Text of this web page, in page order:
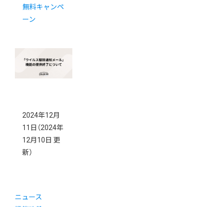
無料キャンペ
ーン
2024年12月
11日 （2024年
12月10日 更
新）
ニュース